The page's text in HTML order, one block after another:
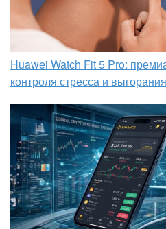
Huawei Watch Fit 5 Pro:
контроля стресса и